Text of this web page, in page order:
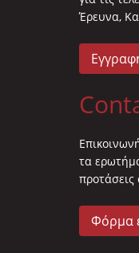
Έρευνα,
τα
προτάσεις
Φόρμα